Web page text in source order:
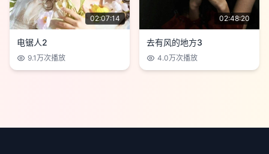
02:07:14
电锯人2
9.1万次播放
02:48:20
去有风的地方3
4.0万次播放